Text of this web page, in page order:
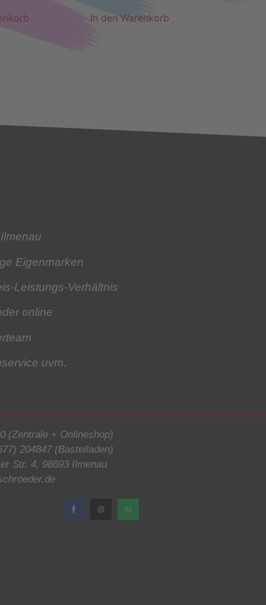
In den Warenkorb
Eigenmarken
Leistungs-Verhältnis
online
uvm.
(Zentrale + Onlineshop)
204847 (Bastelladen)
Str. 4, 98693 Ilmenau